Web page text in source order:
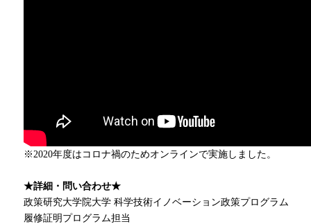
※2020年度はコロナ禍のためオンラインで実施しました。
★詳細・問い合わせ★
政策研究大学院大学 科学技術イノベーション政策プログラム
履修証明プログラム担当